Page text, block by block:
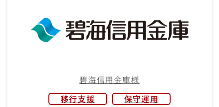
碧海信用金庫様
移行支援
保守運用